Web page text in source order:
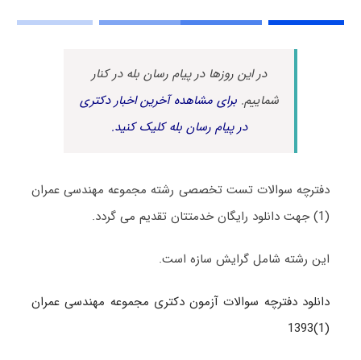
در این روزها در پیام رسان بله در کنار
شماییم.برای مشاهده آخرین اخبار دکتری
در پیام رسان بله کلیک کنید.
دفترچه سوالات تست تخصصی رشته مجموعه مهندسی عمران
(1) جهت دانلود رایگان خدمتتان تقدیم می گردد.
این رشته شامل گرایش سازه است.
دانلود دفترچه سوالات آزمون دکتری مجموعه مهندسی عمران
(1)1393